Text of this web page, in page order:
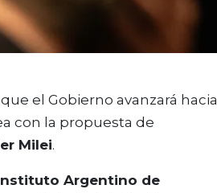
el Gobierno avanzará hacia
con la propuesta de
Milei.
Argentino de